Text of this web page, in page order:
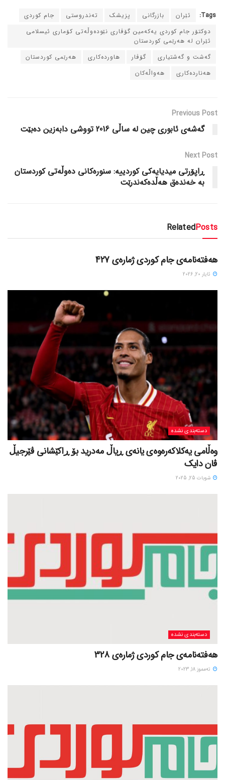
Tags: ئێران بازرگانی پزیشک ته‌ندروستی
جام کوردی
دوکتۆر جام کوردی یه‌که‌مین گۆڤاری نێوده‌وڵه‌تی کۆماری ئیسلامی
ئێران له‌ هه‌رێمی کوردستان
گه‌شت و گه‌شتیاری
گۆڤار هاورده‌کاری
هه‌رێمی کوردستان
هه‌نارده‌کاری
هه‌واڵه‌کان
Previous Post
گه‌شه‌ی ئابوری چین له‌ ساڵی 2016 تووشی دابه‌زین ده‌بێت
Next Post
ڕاپۆرتی میدیایه‌کی کوردییه‌: سنوره‌کانی ده‌وڵه‌تی کوردستان
به‌ خه‌نده‌ق هه‌ڵده‌که‌ندرێت
RelatedPosts
دسته‌بندی نشده
هەفتەنامەی جام کوردی ژمارەی 427
ئایار 20, 2026
دسته‌بندی نشده
وەڵامی یەکلاکەرەوەی یانەی ڕیاڵ مەدرید بۆ ڕاکێشانی ڤێرجیڵ
ڤان دایک
شوبات 25, 2025
دسته‌بندی نشده
هەفتەنامەی جام کوردی ژمارەی 328
ته‌مموز 18, 2023